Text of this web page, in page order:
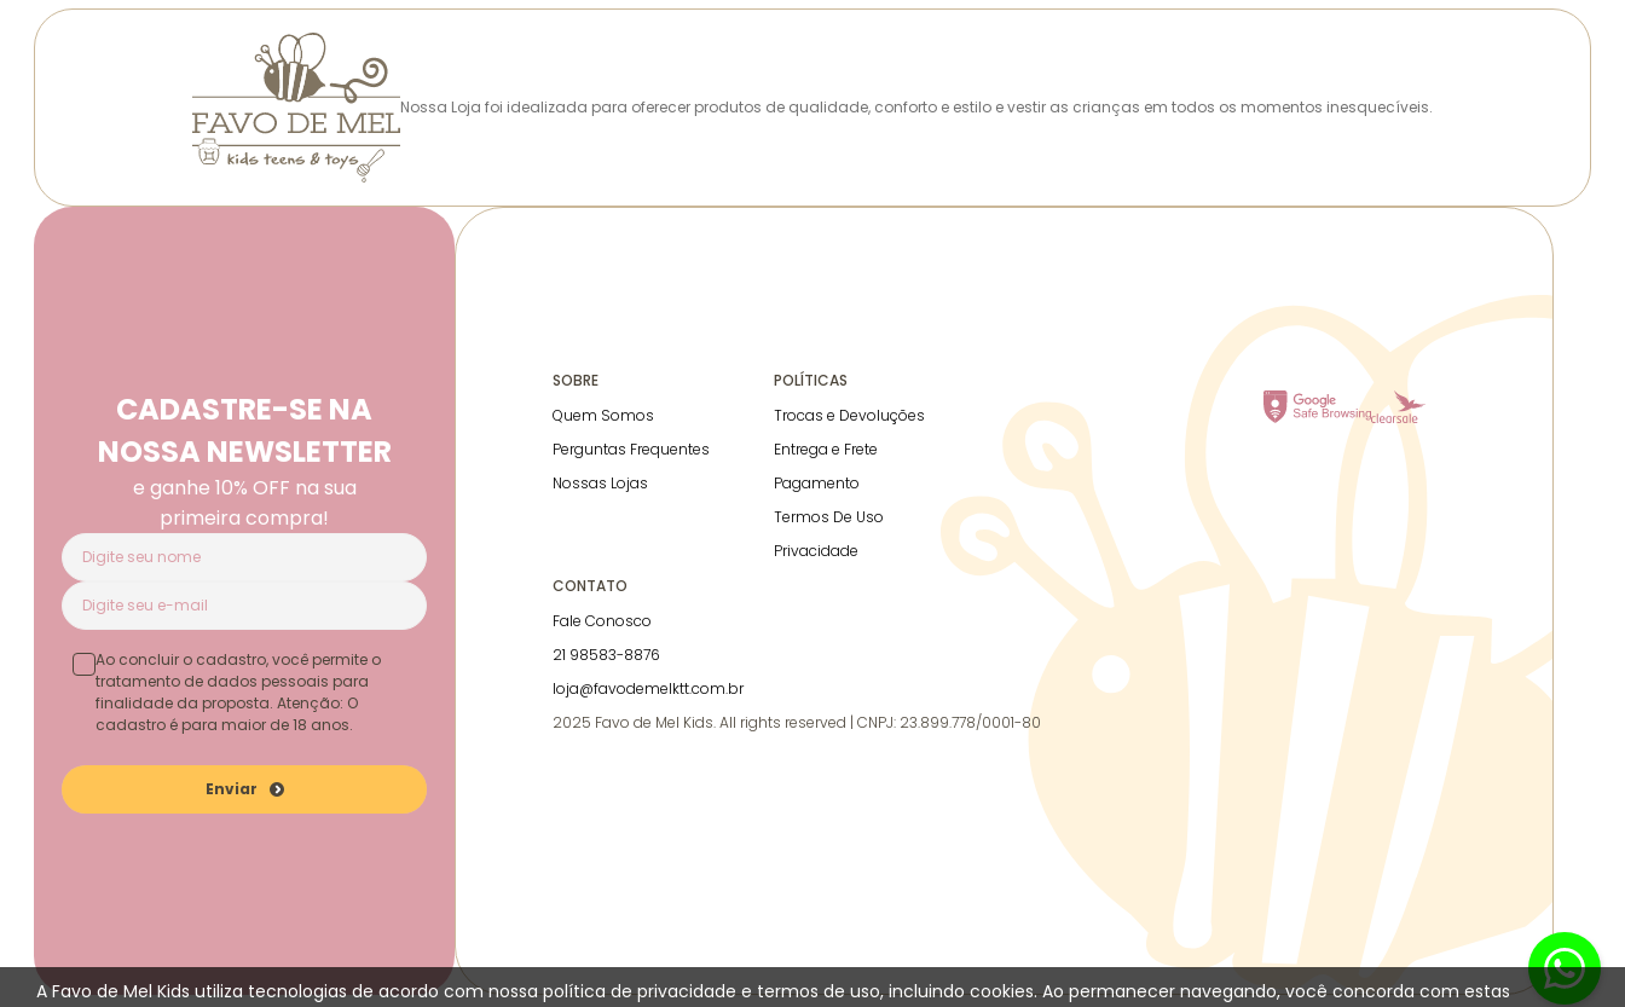
Nossa Loja foi idealizada para oferecer produtos de qualidade, conforto e estilo e vestir as crianças em todos os momentos inesquecíveis.
CADASTRE-SE NA
NOSSA NEWSLETTER
e ganhe 10% OFF na sua
primeira compra!
Enviar
Ao concluir o cadastro, você permite o
tratamento de dados pessoais para
finalidade da proposta. Atenção: O
cadastro é para maior de 18 anos.
SOBRE
Quem Somos
Perguntas Frequentes
Nossas Lojas
POLÍTICAS
Trocas e Devoluções
Entrega e Frete
Pagamento
Termos De Uso
Privacidade
CONTATO
Fale Conosco
21 98583-8876
loja@favodemelktt.com.br
2025 Favo de Mel Kids. All rights reserved | CNPJ: 23.899.778/0001-80
A Favo de Mel Kids utiliza tecnologias de acordo com nossa política de privacidade e termos de uso, incluindo cookies. Ao permanecer navegando, você concorda com estas